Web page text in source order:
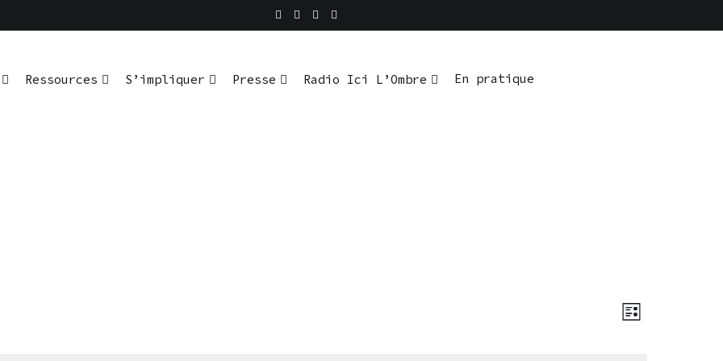
Ressources S’impliquer Presse Radio Ici L’Ombre En pratique
LISTE